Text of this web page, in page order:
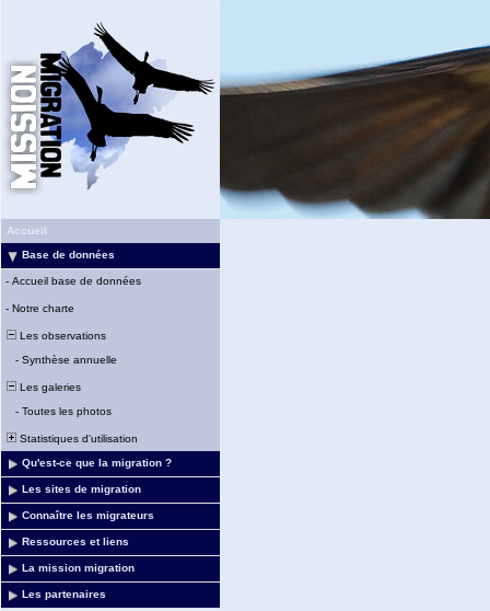
Accueil
Base de données
- Accueil base de données
- Notre charte
Les observations
- Synthèse annuelle
Les galeries
- Toutes les photos
Statistiques d'utilisation
Qu'est-ce que la migration ?
Les sites de migration
Connaître les migrateurs
Ressources et liens
La mission migration
Les partenaires